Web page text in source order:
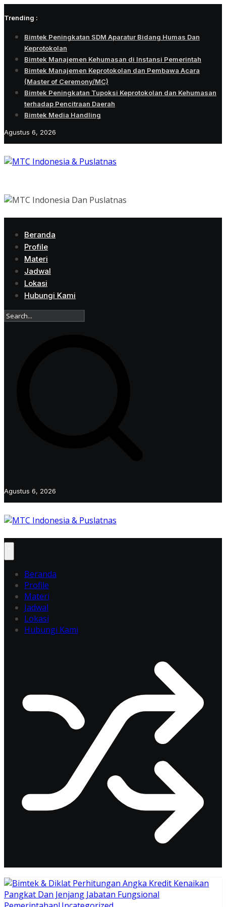
to
Trending :
Bimtek Peningkatan SDM Aparatur Bidang Humas Dan
Keprotokolan
Bimtek Manajemen Kehumasan di Instansi Pemerintah
Bimtek Manajemen Keprotokolan dan Pembawa Acara
(Master of Ceremony/MC)
Bimtek Peningkatan Tupoksi Keprotokolan dan Kehumasan
terhadap Pencitraan Daerah
Bimtek Media Handling
Agustus 6, 2026
Beranda
Profile
Materi
Jadwal
Lokasi
Hubungi Kami
Agustus 6, 2026
Beranda
Profile
Materi
Jadwal
Lokasi
Hubungi Kami